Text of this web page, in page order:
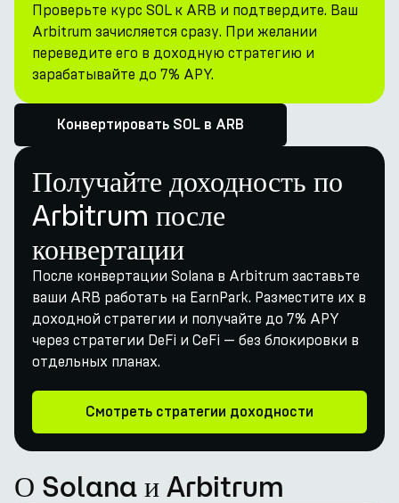
Проверьте курс SOL к ARB и подтвердите. Ваш
Arbitrum зачисляется сразу. При желании
переведите его в доходную стратегию и
зарабатывайте до 7% APY.
Конвертировать SOL в ARB
Получайте доходность по
Arbitrum после
конвертации
После конвертации Solana в Arbitrum заставьте
ваши ARB работать на EarnPark. Разместите их в
доходной стратегии и получайте до 7% APY
через стратегии DeFi и CeFi — без блокировки в
отдельных планах.
Смотреть стратегии доходности
О Solana и Arbitrum